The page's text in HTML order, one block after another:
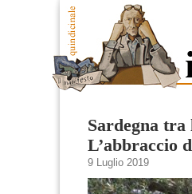
Sardegna
L’abbraccio
9 Luglio 2019